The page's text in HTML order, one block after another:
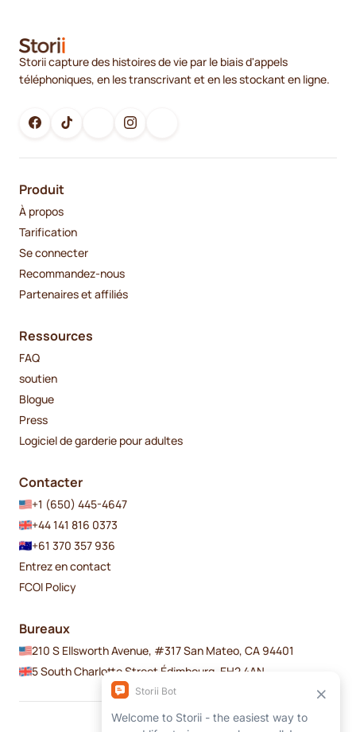
Storii capture des histoires de vie par le biais d'appels
téléphoniques, en les transcrivant et en les stockant en ligne.
Produit
À propos
Tarification
Se connecter
Recommandez-nous
Partenaires et affiliés
Ressources
FAQ
soutien
Blogue
Press
Logiciel de garderie pour adultes
Contacter
+1 (650) 445-4647
+44 141 816 0373
+61 370 357 936
Entrez en contact
FCOI Policy
Bureaux
210 S Ellsworth Avenue, #317 San Mateo, CA 94401
5 South Charlotte Street Édimbourg, EH2 4AN